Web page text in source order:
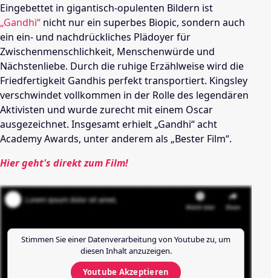
Eingebettet in gigantisch-opulenten Bildern ist
„Gandhi“ nicht nur ein superbes Biopic, sondern auch
ein ein- und nachdrückliches Plädoyer für
Zwischenmenschlichkeit, Menschenwürde und
Nächstenliebe. Durch die ruhige Erzählweise wird die
Friedfertigkeit Gandhis perfekt transportiert. Kingsley
verschwindet vollkommen in der Rolle des legendären
Aktivisten und wurde zurecht mit einem Oscar
ausgezeichnet. Insgesamt erhielt „Gandhi“ acht
Academy Awards, unter anderem als „Bester Film“.
Hier geht's direkt zum Film!
Stimmen Sie einer Datenverarbeitung von Youtubezu, um
diesen Inhalt anzuzeigen.
Youtube Akzeptieren